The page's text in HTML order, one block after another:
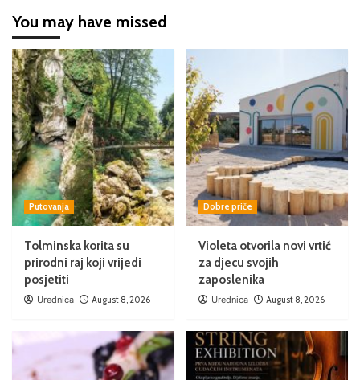
You may have missed
Putovanja
Tolminska korita su
prirodni raj koji vrijedi
posjetiti
Urednica August 8, 2026
Dobre priče
Violeta otvorila novi vrtić
za djecu svojih
zaposlenika
Urednica August 8, 2026